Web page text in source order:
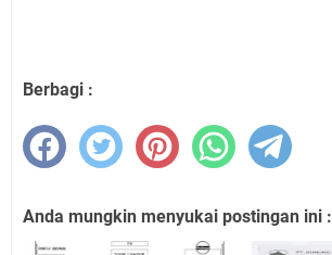
Berbagi :
Anda mungkin menyukai postingan ini :